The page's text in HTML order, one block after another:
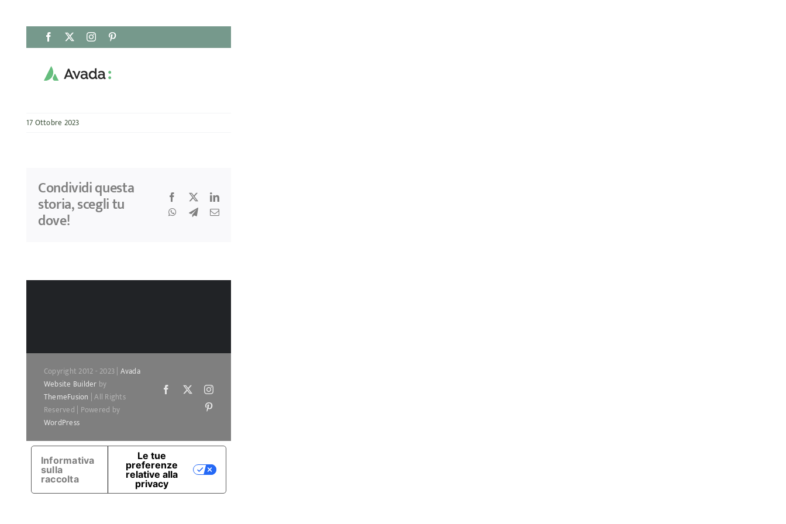
Salta
al
contenuto
Facebook Instagram
17 Ottobre 2023
Condividi questa
storia, scegli tu
dove!
Facebook
X
LinkedIn
WhatsApp
TelegramEmail
Copyright 2012 - 2023 | Avada
Website Builder by
ThemeFusion | All Rights
Reserved | Powered by
WordPress
Facebook
X
Instagram
Informativa
sulla
raccolta
Le tue
preferenze
relative alla
privacy